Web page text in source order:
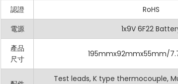
MASTECH MS8269 數位萬用表旨在滿足專業人士和
測。
主要特點：
多功能測量：測量交流/直流電壓、交流/直流電流
CAT III
非接觸式電壓檢測
直流電壓 200mV/2V/20V/
1000V
交流電壓 2V/20V/200V
750V
家電
汽車診斷
工業維修
教育目的
實驗室測試
定
認證
RoHS
電源
1x9V 6F22
產品
尺寸
195mmx92mmx55mm/
Test leads, K type thermocouple,